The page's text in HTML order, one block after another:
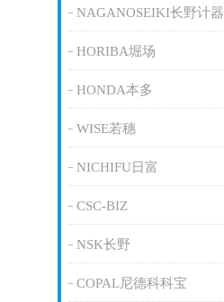
NAGANOSEIKI长野计器
HORIBA堀场
HONDA本多
WISE若穗
NICHIFU日富
CSC-BIZ
NSK长野
COPAL尼德科科宝